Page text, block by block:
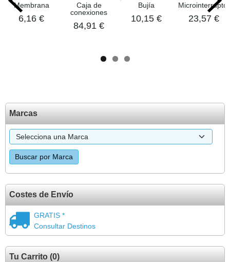
Marcas
Costes de Envío
GRATIS *
Consultar Destinos
Tu Carrito (0)
Membrana
6,16 €
Caja de
conexiones
84,91 €
Bujía
10,15 €
Microinterruptor
23,57 €